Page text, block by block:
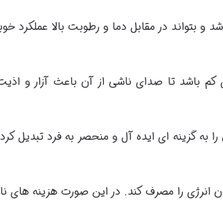
باشد و بتواند در مقابل دما و رطوبت بالا
باشد تا صدای ناشی از آن باعث آزار و
را به گزینه ای ایده آل و منحصر به فرد تبدیل
انرژی را مصرف کند. در این صورت هزینه های